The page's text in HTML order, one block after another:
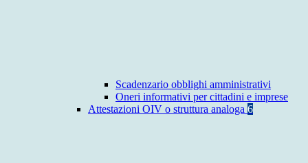
Scadenzario obblighi amministrativi
Oneri informativi per cittadini e imprese
Attestazioni OIV o struttura analoga 6